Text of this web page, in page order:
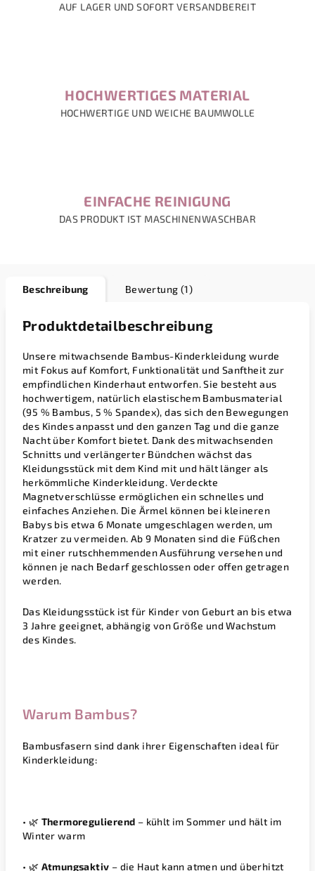
AUF LAGER UND SOFORT VERSANDBEREIT
HOCHWERTIGES MATERIAL
HOCHWERTIGE UND WEICHE BAUMWOLLE
EINFACHE REINIGUNG
DAS PRODUKT IST MASCHINENWASCHBAR
Beschreibung Bewertung (1)
Produktdetailbeschreibung
Unsere mitwachsende Bambus-Kinderkleidung wurde
mit Fokus auf Komfort, Funktionalität und Sanftheit zur
empfindlichen Kinderhaut entworfen. Sie besteht aus
hochwertigem, natürlich elastischem Bambusmaterial
(95 % Bambus, 5 % Spandex), das sich den Bewegungen
des Kindes anpasst und den ganzen Tag und die ganze
Nacht über Komfort bietet. Dank des mitwachsenden
Schnitts und verlängerter Bündchen wächst das
Kleidungsstück mit dem Kind mit und hält länger als
herkömmliche Kinderkleidung. Verdeckte
Magnetverschlüsse ermöglichen ein schnelles und
einfaches Anziehen. Die Ärmel können bei kleineren
Babys bis etwa 6 Monate umgeschlagen werden, um
Kratzer zu vermeiden. Ab 9 Monaten sind die Füßchen
mit einer rutschhemmenden Ausführung versehen und
können je nach Bedarf geschlossen oder offen getragen
werden.
Das Kleidungsstück ist für Kinder von Geburt an bis etwa
3 Jahre geeignet, abhängig von Größe und Wachstum
des Kindes.
Warum Bambus?
Bambusfasern sind dank ihrer Eigenschaften ideal für
Kinderkleidung:
• 🌿 Thermoregulierend – kühlt im Sommer und hält im
Winter warm
• 🌿 Atmungsaktiv – die Haut kann atmen und überhitzt